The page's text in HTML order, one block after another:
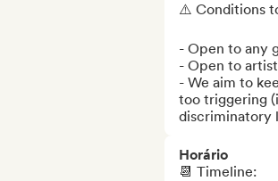
⚠️ Conditions
- Open to any
- Open to
- We aim to
too triggering
discriminatory
Horário
📆 Timeline: